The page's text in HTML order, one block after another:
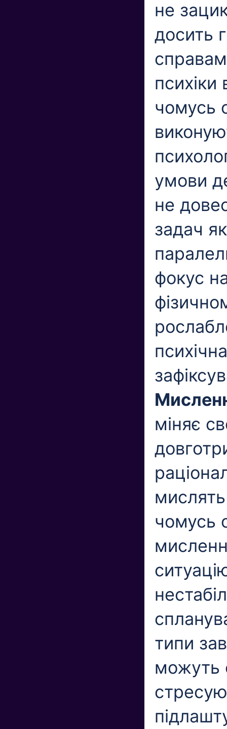
не
досить
чомусь
умови
не
задач
фокус
міняє
чомусь
типи
можуть